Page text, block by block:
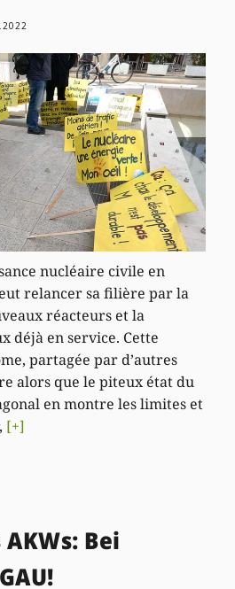
nucléaire civile en
relancer sa filière par la
réacteurs et la
déjà en service. Cette
partagée par d’autres
alors que le piteux état du
en montre les limites et
[+]
Bei